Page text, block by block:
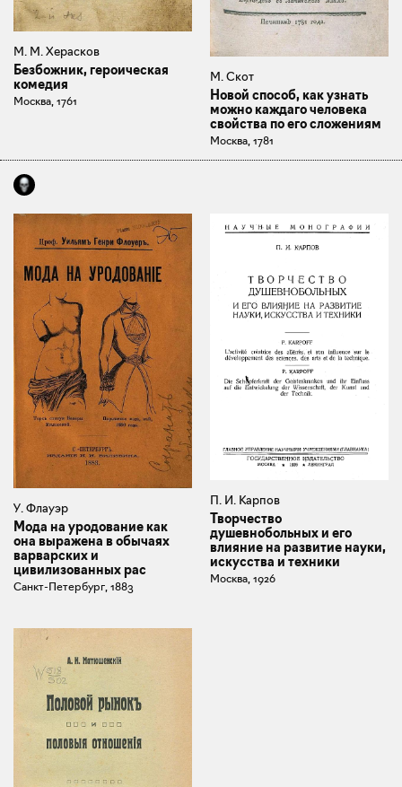
М. М. Херасков
Безбожник, героическая
комедия
Москва, 1761
М. Скот
Новой способ, как узнать
можно каждаго человека
свойства по его сложениям
Москва, 1781
У. Флауэр
Мода на уродование как
она выражена в обычаях
варварских и
цивилизованных рас
Санкт-Петербург, 1883
П. И. Карпов
Творчество
душевнобольных и его
влияние на развитие науки,
искусства и техники
Москва, 1926